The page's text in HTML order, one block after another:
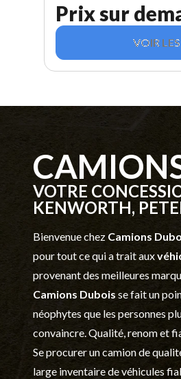
Prix sur
VOIR
VOTRE
KENWORTH,
Bienvenue chez Camions
pour tout ce qui a trait aux
provenant des meilleures
Camions Dubois se fait un
néophytes que les personnes
convaincre. Qualité, renom et
Se procurer un camion de
large inventaire de véhicules